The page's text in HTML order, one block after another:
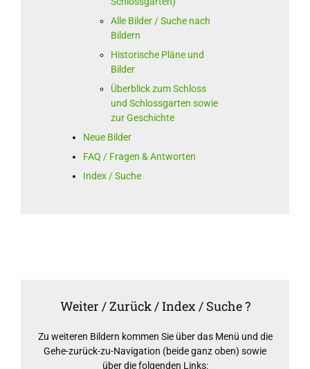
Alle Bilder / Suche nach
Bildern
Historische Pläne und
Bilder
Überblick zum Schloss
und Schlossgarten sowie
zur Geschichte
Neue Bilder
FAQ / Fragen & Antworten
Index / Suche
Weiter / Zurück / Index / Suche ?
Zu weiteren Bildern kommen Sie über das Menü und die
Gehe-zurück-zu-Navigation (beide ganz oben) sowie
über die folgenden Links: